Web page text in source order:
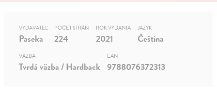
VYDAVATEĽ
Paseka
POČET STRÁN
224
ROK VYDANIA
2021
JAZYK
Čeština
VÄZBA
Tvrdá väzba / Hardback
EAN
9788076372313